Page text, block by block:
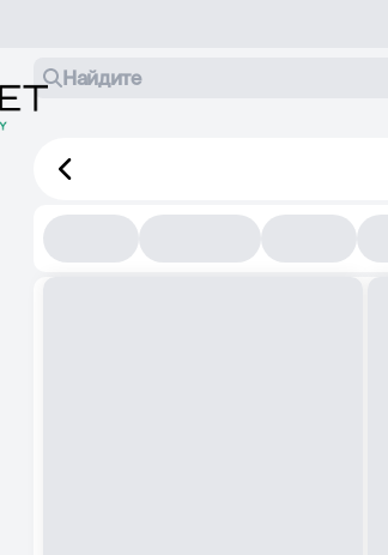
Найдите